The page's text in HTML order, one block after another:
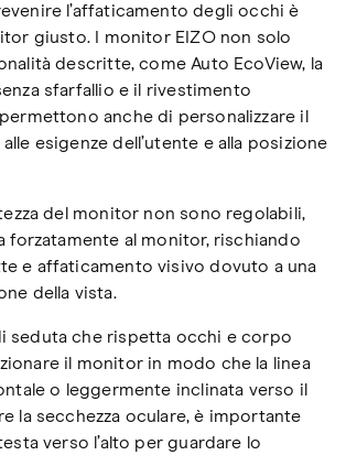
l’affaticamento degli occhi è
giusto. I monitor EIZO non solo
descritte, come Auto EcoView, la
sfarfallio e il rivestimento
anche di personalizzare il
esigenze dell’utente e alla posizione
del monitor non sono regolabili,
forzatamente al monitor, rischiando
e affaticamento visivo dovuto a una
della vista.
seduta che rispetta occhi e corpo
il monitor in modo che la linea
o leggermente inclinata verso il
la secchezza oculare, è importante
verso l’alto per guardare lo